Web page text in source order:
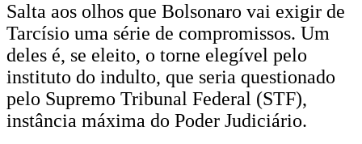
Salta aos olhos que Bolsonaro vai exigir de
Tarcísio uma série de compromissos. Um
deles é, se eleito, o torne elegível pelo
instituto do indulto, que seria questionado
pelo Supremo Tribunal Federal (STF),
instância máxima do Poder Judiciário.